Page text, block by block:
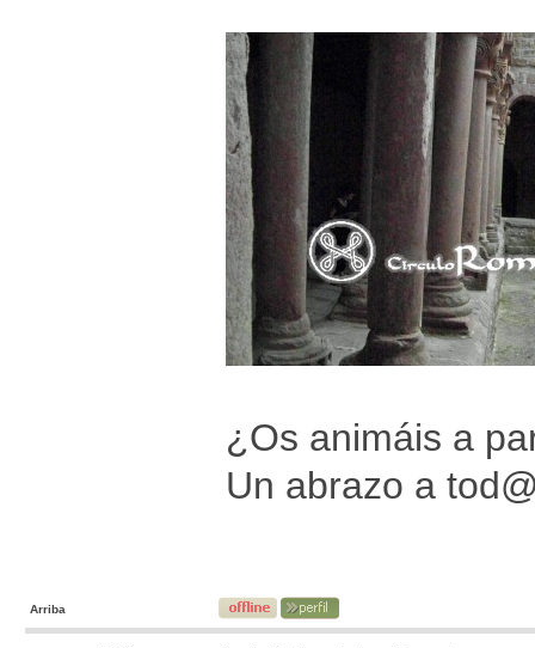
¿Os animáis a
Un abrazo a
Arriba